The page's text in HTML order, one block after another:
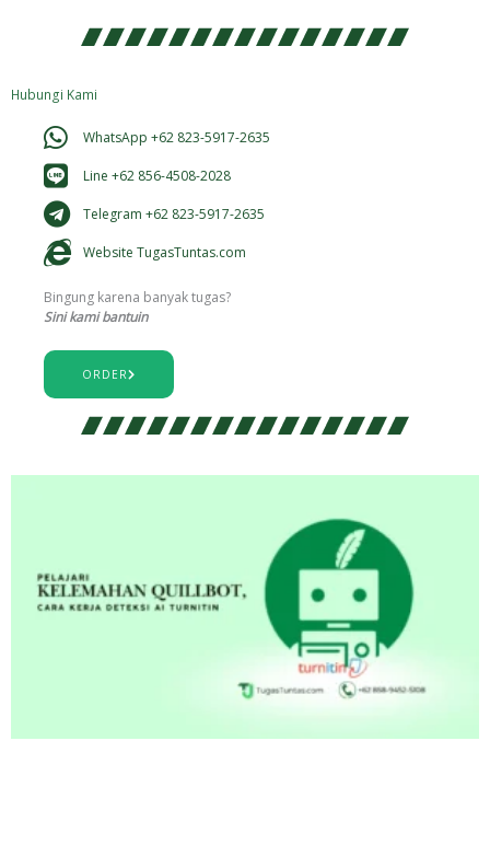
Hubungi Kami
WhatsApp +62 823-5917-2635
Line +62 856-4508-2028
Telegram +62 823-5917-2635
Website TugasTuntas.com
Bingung karena banyak tugas?
Sini kami bantuin
ORDER